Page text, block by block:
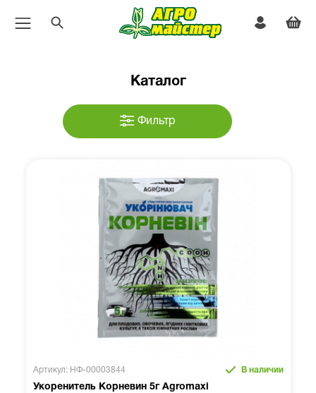
Каталог
Фильтр
Артикул: НФ-00003844 В наличии
Укоренитель Корневин 5г Agromaxi